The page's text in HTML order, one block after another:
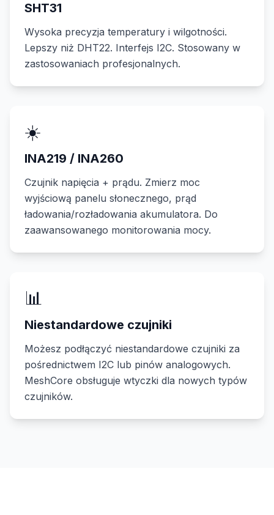
SHT31
Wysoka precyzja temperatury i wilgotności.
Lepszy niż DHT22. Interfejs I2C. Stosowany w
zastosowaniach profesjonalnych.
☀️
INA219 / INA260
Czujnik napięcia + prądu. Zmierz moc
wyjściową panelu słonecznego, prąd
ładowania/rozładowania akumulatora. Do
zaawansowanego monitorowania mocy.
📊
Niestandardowe czujniki
Możesz podłączyć niestandardowe czujniki za
pośrednictwem I2C lub pinów analogowych.
MeshCore obsługuje wtyczki dla nowych typów
czujników.